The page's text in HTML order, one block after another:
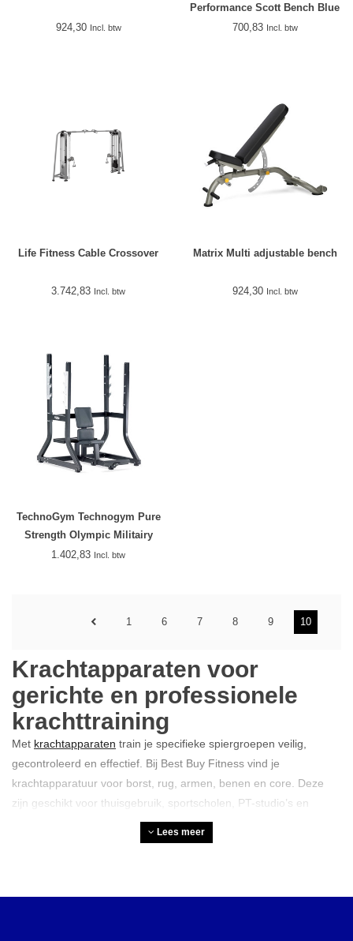
924,30 Incl. btw
Performance Scott Bench Blue
Line
700,83 Incl. btw
Life Fitness Cable Crossover
3.742,83 Incl. btw
Matrix Multi adjustable bench
924,30 Incl. btw
TechnoGym Technogym Pure
Strength Olympic Militairy
Bench PG08
1.402,83 Incl. btw
1 6 7 8 9 10
Krachtapparaten voor
gerichte en professionele
krachttraining
Met krachtapparaten train je specifieke spiergroepen veilig,
gecontroleerd en effectief. Bij Best Buy Fitness vind je
krachtapparatuur voor borst, rug, armen, benen en core. Deze
zijn geschikt voor thuisgebruik, sportscholen, PT-studio’s en
bedrijfsfitness. Je kiest uit nieuwe en gereviseerde apparaten van
topmerken, met advies over aankoop, lease en complete
Waarom is krachttraining
Lees meer